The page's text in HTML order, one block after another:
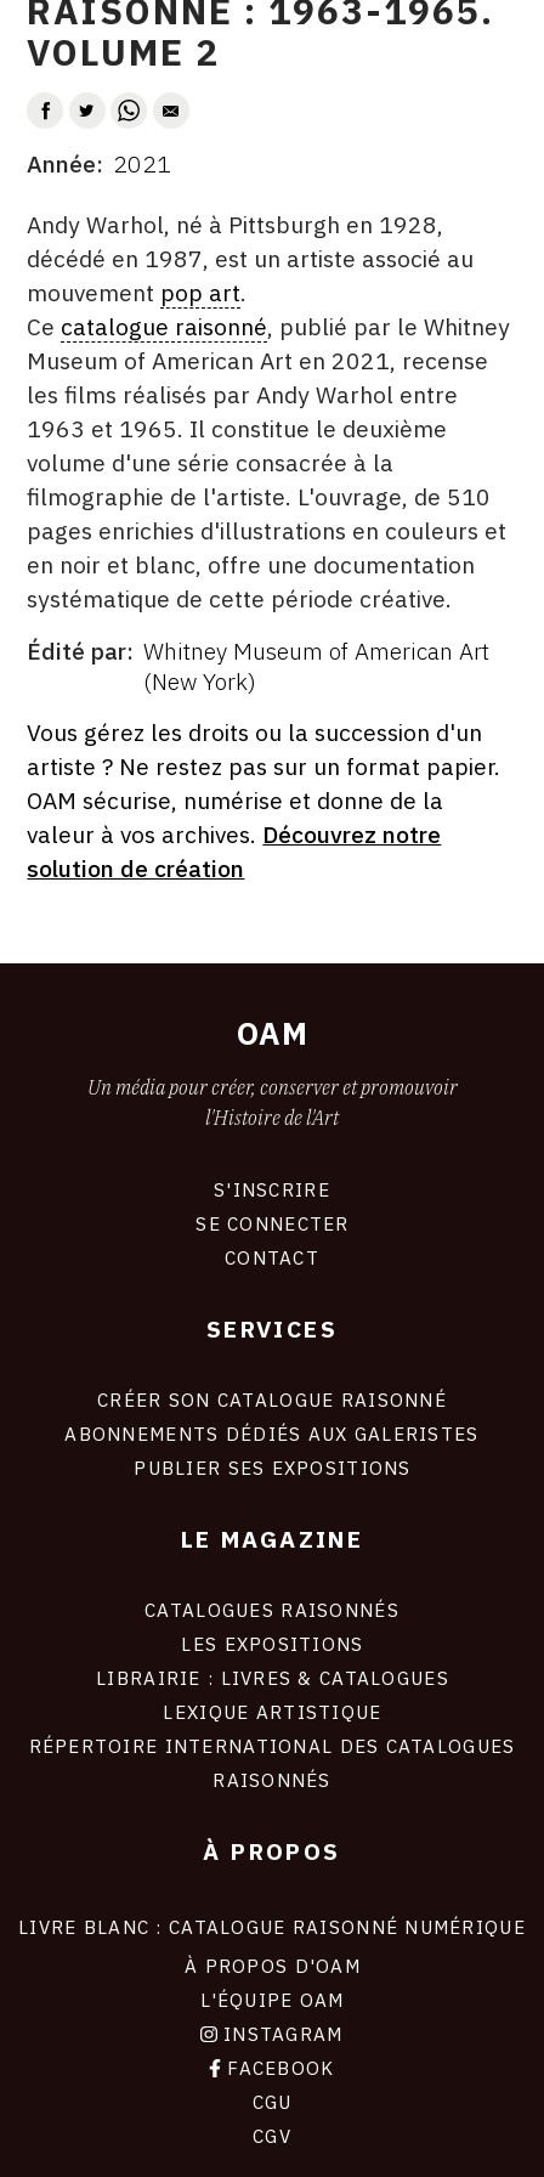
SUIVEZ-NOUS
INSTAGRAM
FACEBOOK
TWITTER
PINTEREST
RAISONNÉ : 1963-1965.
VOLUME 2
AUTEUR
DATE
Année 2021
DESCRITPTION
Andy Warhol, né à Pittsburgh en 1928,
décédé en 1987, est un artiste associé au
mouvement pop art.
Ce catalogue raisonné, publié par le Whitney
Museum of American Art en 2021, recense
les films réalisés par Andy Warhol entre
1963 et 1965. Il constitue le deuxième
volume d'une série consacrée à la
filmographie de l'artiste. L'ouvrage, de 510
pages enrichies d'illustrations en couleurs et
en noir et blanc, offre une documentation
systématique de cette période créative.
ÉDITÉ
Édité par Whitney Museum of American Art
(New York)
FORMAT
ÉTAT
Vous gérez les droits ou la succession d'un
artiste ? Ne restez pas sur un format papier.
OAM sécurise, numérise et donne de la
valeur à vos archives. Découvrez notre
solution de création
OAM
Un média pour créer, conserver et promouvoir
l'Histoire de l'Art
S'INSCRIRE
SE CONNECTER
CONTACT
SERVICES
CRÉER SON CATALOGUE RAISONNÉ
ABONNEMENTS DÉDIÉS AUX GALERISTES
PUBLIER SES EXPOSITIONS
LE MAGAZINE
CATALOGUES RAISONNÉS
LES EXPOSITIONS
LIBRAIRIE : LIVRES & CATALOGUES
LEXIQUE ARTISTIQUE
RÉPERTOIRE INTERNATIONAL DES CATALOGUES
RAISONNÉS
À PROPOS
LIVRE BLANC : CATALOGUE RAISONNÉ NUMÉRIQUE
À PROPOS D'OAM
L'ÉQUIPE OAM
INSTAGRAM
FACEBOOK
CGU
CGV